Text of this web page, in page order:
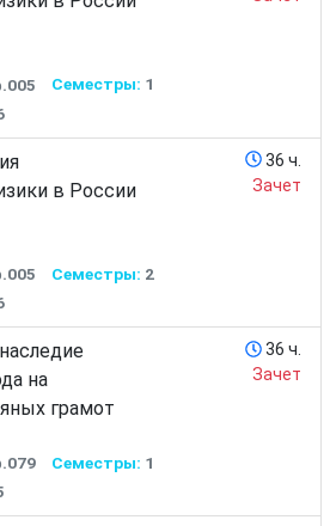
Семестры: 1
в России
36 ч.
Зачет
Семестры: 2
на
грамот
36 ч.
Зачет
Семестры: 1